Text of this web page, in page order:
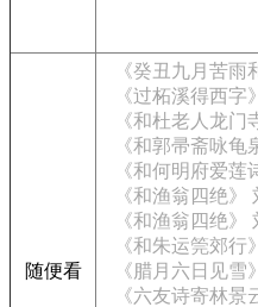
随便看
《癸丑九月苦
《过柘溪得西字
《和杜老人龙
《和郭帚斋咏龟
《和何明府爱莲
《和渔翁四绝》
《和渔翁四绝》
《和朱运筦郊行
《腊月六日见雪
《六友诗寄林